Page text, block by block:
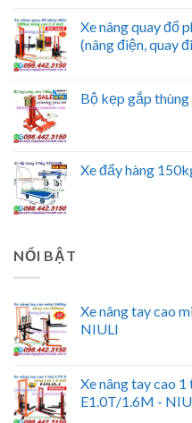
Xe nâng quay đổ
(nâng điện, quay
Bộ kẹp gắp
Xe đẩy hàng
NỔI BẬT
Xe nâng tay cao
NIULI
Xe nâng tay cao
E1.0T/1.6M -